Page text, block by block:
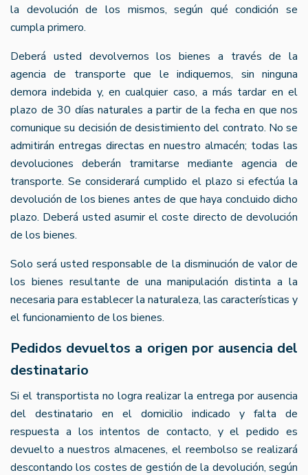
la devolución de los mismos, según qué condición se
cumpla primero.
Deberá usted devolvernos los bienes a través de la
agencia de transporte que le indiquemos, sin ninguna
demora indebida y, en cualquier caso, a más tardar en el
plazo de 30 días naturales a partir de la fecha en que nos
comunique su decisión de desistimiento del contrato. No se
admitirán entregas directas en nuestro almacén; todas las
devoluciones deberán tramitarse mediante agencia de
transporte. Se considerará cumplido el plazo si efectúa la
devolución de los bienes antes de que haya concluido dicho
plazo. Deberá usted asumir el coste directo de devolución
de los bienes.
Solo será usted responsable de la disminución de valor de
los bienes resultante de una manipulación distinta a la
necesaria para establecer la naturaleza, las características y
el funcionamiento de los bienes.
Pedidos devueltos a origen por ausencia del
destinatario
Si el transportista no logra realizar la entrega por ausencia
del destinatario en el domicilio indicado y falta de
respuesta a los intentos de contacto, y el pedido es
devuelto a nuestros almacenes, el reembolso se realizará
descontando los costes de gestión de la devolución, según